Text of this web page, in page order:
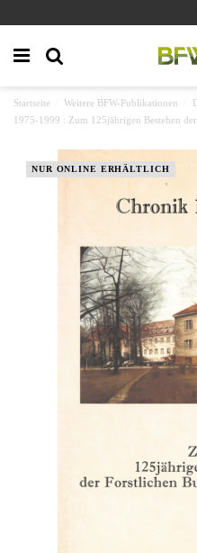
Startseite Weitere BFW-Publikationen
1975-1999 : Zum 125jährigen Bestehen
NUR ONLINE ERHÄLTLICH